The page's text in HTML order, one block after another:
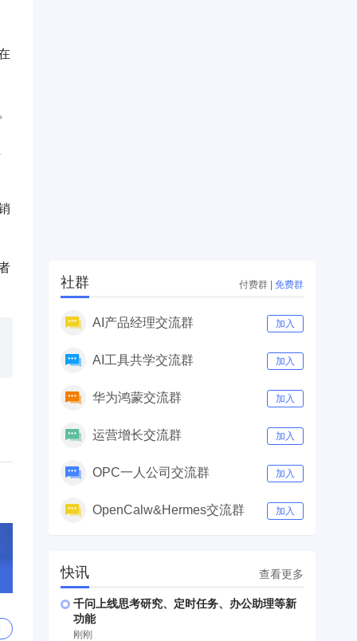
社群 付费群 | 免费群
AI产品经理交流群 加入
AI工具共学交流群 加入
华为鸿蒙交流群 加入
运营增长交流群 加入
OPC一人公司交流群 加入
OpenCalw&Hermes交流群 加入
快讯 查看更多
千问上线思考研究、定时任务、办公助理等新
功能
刚刚